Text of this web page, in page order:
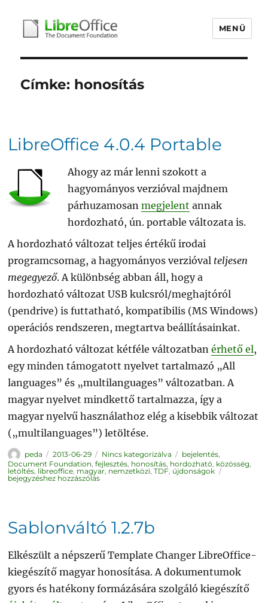
libreoffice.hu
MENÜ
Címke: honosítás
LibreOffice 4.0.4 Portable
Ahogy az már lenni szokott a
hagyományos verzióval majdnem
párhuzamosanmegjelent annak
hordozható, ún. portable változata is.
A hordozható változat teljes értékű irodai
programcsomag, a hagyományos verzióval teljesen
megegyező. A különbség abban áll, hogy a
hordozható változat USB kulcsról/meghajtóról
(pendrive) is futtatható, kompatibilis (MS Windows)
operációs rendszeren, megtartva beállításainkat.
A hordozható változat kétféle változatbanérhető el,
egy minden támogatott nyelvet tartalmazó „All
languages” és „multilanguages” változatban. A
magyar nyelvet mindkettő tartalmazza, így a
magyar nyelvű használathoz elég a kisebbik változat
(„multilanguages”) letöltése.
Szerző
peda Közzétéve
2013-06-29 Kategória
Nincs kategorizálva Címke
bejelentés,
Document Foundation,fejlesztés, honosítás, hordozható, közösség,
letöltés, libreoffice, magyar, nemzetközi,TDF, újdonságok
LibreOffice
bejegyzéshez hozzászólás
Sablonváltó 1.2.7b
Elkészült a népszerű Template Changer LibreOffice-
kiegészítő magyar honosítása. A dokumentumok
gyors és hatékony formázására szolgáló kiegészítő